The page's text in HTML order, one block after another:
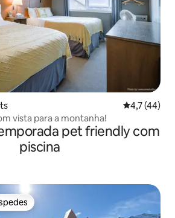
4,7 de uma
4,7 (44)
vista para a montanha!
pet friendly com
piscina
dos hóspedes